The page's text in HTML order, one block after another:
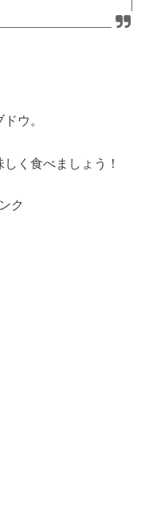
ウ。
く食べましょう！
ク